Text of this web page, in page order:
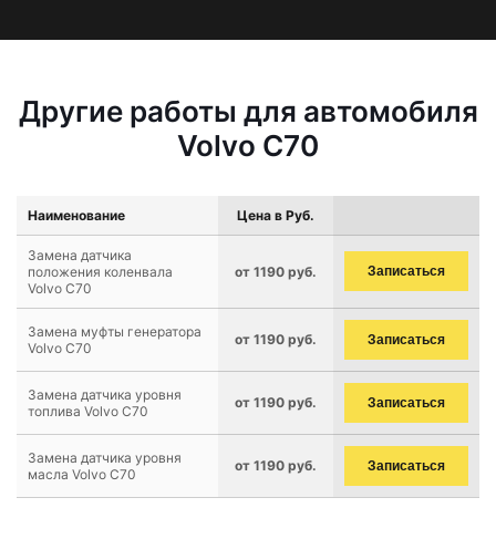
Другие работы для автомобиля
Volvo C70
Наименование Цена в Руб.
Замена датчика
положения коленвала
Volvo C70
от 1190 руб. Записаться
Замена муфты генератора
Volvo C70
от 1190 руб. Записаться
Замена датчика уровня
топлива Volvo C70
от 1190 руб. Записаться
Замена датчика уровня
масла Volvo C70
от 1190 руб. Записаться